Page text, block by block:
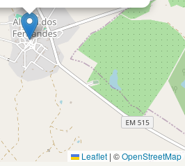
Leaflet | ©OpenStreetMap